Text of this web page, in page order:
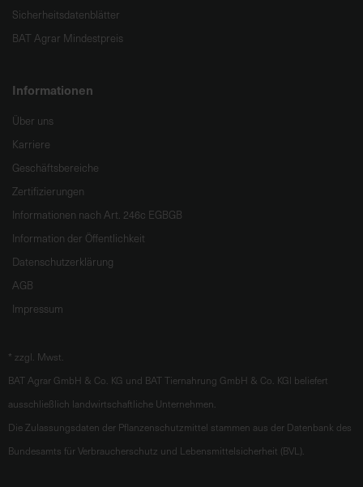
Sicherheitsdatenblätter
BAT Agrar Mindestpreis
Informationen
Über uns
Karriere
Geschäftsbereiche
Zertifizierungen
Informationen nach Art. 246c EGBGB
Information der Öffentlichkeit
Datenschutzerklärung
AGB
Impressum
* zzgl. Mwst.
BAT Agrar GmbH & Co. KG und BAT Tiernahrung GmbH & Co. KGl beliefert
ausschließlich landwirtschaftliche Unternehmen.
Die Zulassungsdaten der Pflanzenschutzmittel stammen aus der Datenbank des
Bundesamts für Verbraucherschutz und Lebensmittelsicherheit (BVL).